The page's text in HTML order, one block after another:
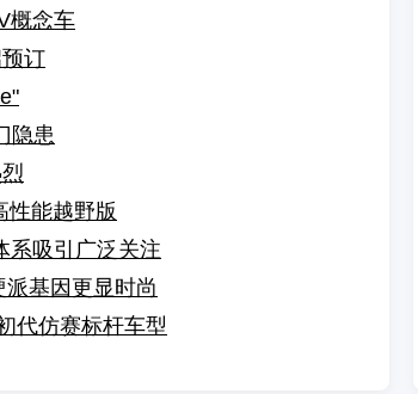
概念车
订
隐患
性能越野版
系吸引广泛关注
基因更显时尚
代仿赛标杆车型